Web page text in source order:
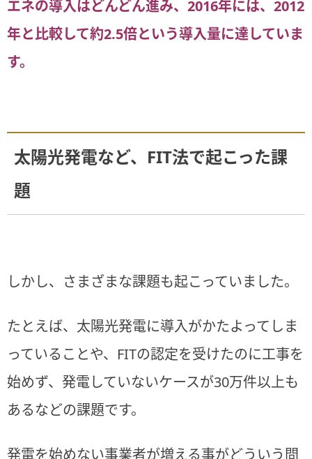
エネの導入はどんどん進み、2016年には、2012
年と比較して約2.5倍という導入量に達していま
す。
太陽光発電など、FIT法で起こった課
題
しかし、さまざまな課題も起こっていました。
たとえば、太陽光発電に導入がかたよってしま
っていることや、FITの認定を受けたのに工事を
始めず、発電していないケースが30万件以上も
あるなどの課題です。
発電を始めない事業者が増える事がどういう問